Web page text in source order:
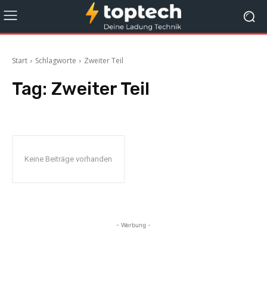
Start Schlagworte Zweiter Teil
Tag: Zweiter Teil
Keine Beiträge vorhanden
- Werbung -